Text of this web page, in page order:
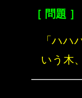
［ 問題 ］
「ハハ
いう木